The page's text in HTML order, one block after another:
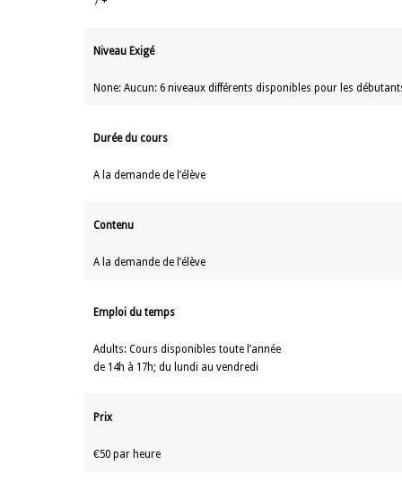
Niveau Exigé
None: Aucun: 6 niveaux différents disponibles pour les
Durée du cours
A la demande de l’élève
Contenu
A la demande de l’élève
Emploi du temps
Adults: Cours disponibles toute l’année
de 14h à 17h; du lundi au vendredi
Prix
€50 par heure